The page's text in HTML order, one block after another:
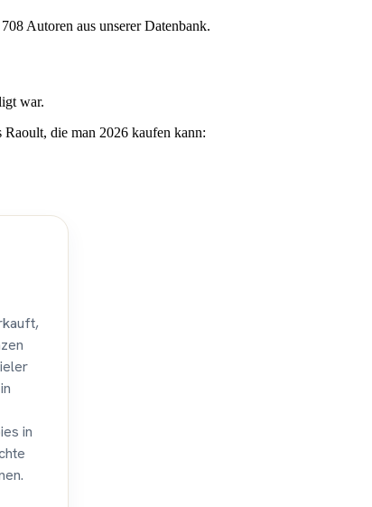
Autoren aus unserer Datenbank.
war.
die man 2026 kaufen kann:
in